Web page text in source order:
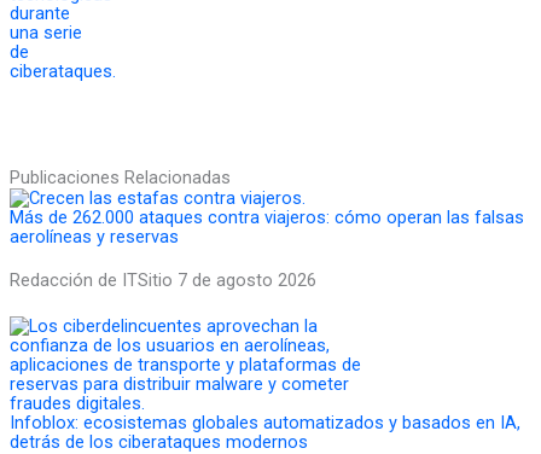
Publicaciones Relacionadas
Más de 262.000 ataques contra viajeros: cómo operan las falsas
aerolíneas y reservas
Redacción de ITSitio 7 de agosto 2026
Infoblox: ecosistemas globales automatizados y basados en IA,
detrás de los ciberataques modernos